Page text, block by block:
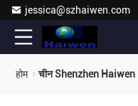
jessica@szhaiwen.com
होम चीन Shenzhen